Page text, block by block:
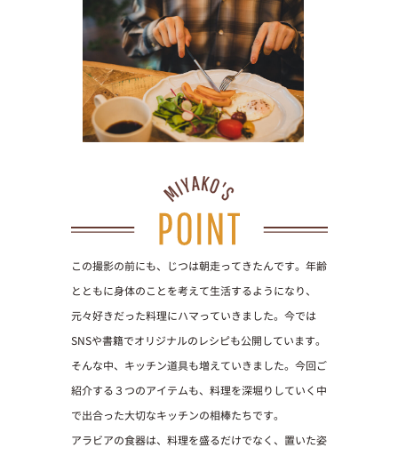
この撮影の前にも、じつは朝走ってきたんです。年齢
とともに身体のことを考えて生活するようになり、
元々好きだった料理にハマっていきました。今では
SNSや書籍でオリジナルのレシピも公開しています。
そんな中、キッチン道具も増えていきました。今回ご
紹介する３つのアイテムも、料理を深堀りしていく中
で出合った大切なキッチンの相棒たちです。
アラビアの食器は、料理を盛るだけでなく、置いた姿